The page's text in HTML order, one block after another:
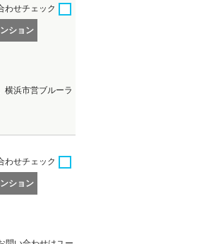
ション
わせチェック
横浜市営ブルーラ
ション
わせチェック